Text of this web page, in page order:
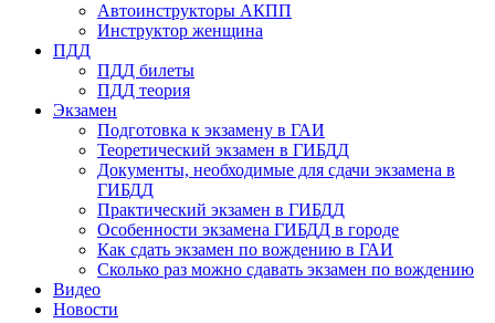
Автоинструкторы АКПП
Инструктор женщина
ПДД
ПДД билеты
ПДД теория
Экзамен
Подготовка к экзамену в ГАИ
Теоретический экзамен в ГИБДД
Документы, необходимые для сдачи экзамена в
ГИБДД
Практический экзамен в ГИБДД
Особенности экзамена ГИБДД в городе
Как сдать экзамен по вождению в ГАИ
Сколько раз можно сдавать экзамен по вождению
Видео
Новости